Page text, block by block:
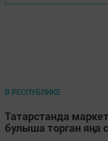
В РЕСПУБЛИКЕ
Татарстанда
булыша торган яңа